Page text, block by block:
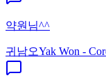
약원님^^
귀남오Yak Won -